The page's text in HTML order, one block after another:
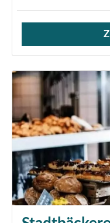
Verkauf von